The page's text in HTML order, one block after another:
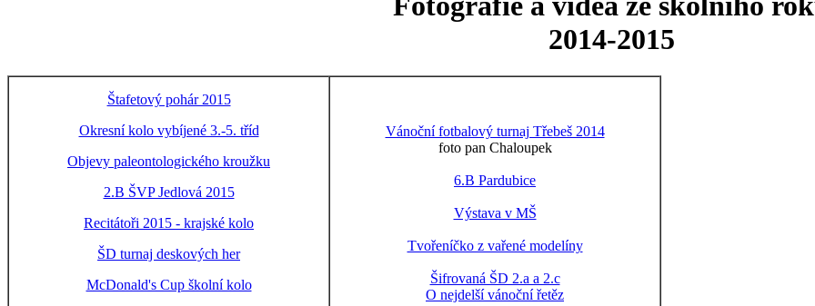
2014-2015
Štafetový pohár 2015
Okresní kolo vybíjené 3.-5. tříd
Objevy paleontologického kroužku
2.B ŠVP Jedlová 2015
Recitátoři 2015 - krajské kolo
ŠD turnaj deskových her
McDonald's Cup školní kolo
Vánoční fotbalový turnaj Třebeš 2014
foto pan Chaloupek
6.B Pardubice
Výstava v MŠ
Tvořeníčko z vařené modelíny
Šifrovaná ŠD 2.a a 2.c
O nejdelší vánoční řetěz